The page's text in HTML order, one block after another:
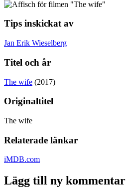
Tips inskickat av
Jan Erik Wieselberg
Titel och år
The wife (2017)
Originaltitel
The wife
Relaterade länkar
iMDB.com
Lägg till ny kommentar